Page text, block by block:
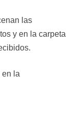
las
y en la carpeta
en la